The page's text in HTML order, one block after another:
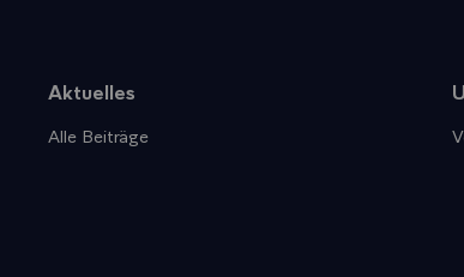
Sitemap
Aktuelles
Alle Beiträge